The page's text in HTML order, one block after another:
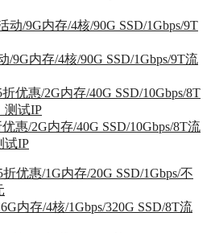
/9G内存/4核/90G SSD/1Gbps/9T流
惠/2G内存/40G SSD/10Gbps/8T流
试IP
优惠/1G内存/20G SSD/1Gbps/不
内存/4核/1Gbps/320G SSD/8T流